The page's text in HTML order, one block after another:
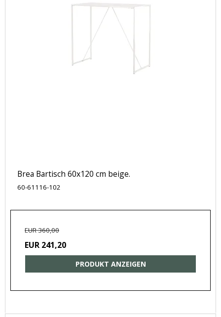
Brea Bartisch 60x120 cm beige.
60-61116-102
EUR 360,00
EUR 241,20
PRODUKT ANZEIGEN